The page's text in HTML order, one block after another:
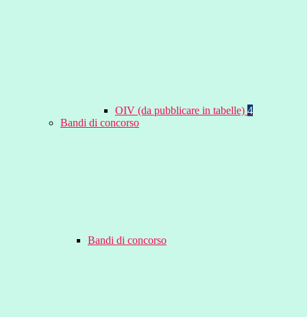
OIV (da pubblicare in tabelle) 4
Bandi di concorso
Bandi di concorso